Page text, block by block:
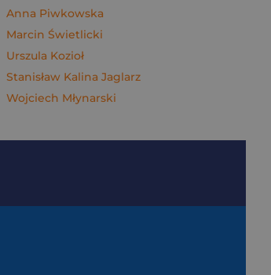
Anna Piwkowska
Marcin Świetlicki
Urszula Kozioł
Stanisław Kalina Jaglarz
Wojciech Młynarski